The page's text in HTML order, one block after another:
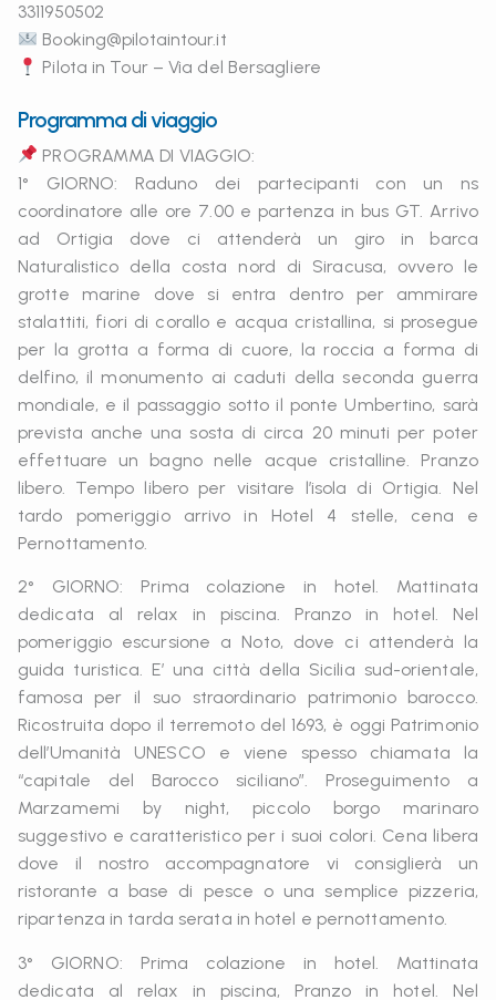
3311950502
Booking@pilotaintour.it
Pilota in Tour – Via del Bersagliere
Programma di viaggio
PROGRAMMA DI VIAGGIO:
1° GIORNO: Raduno dei partecipanti con un ns
coordinatore alle ore 7.00 e partenza in bus GT. Arrivo
ad Ortigia dove ci attenderà un giro in barca
Naturalistico della costa nord di Siracusa, ovvero le
grotte marine dove si entra dentro per ammirare
stalattiti, fiori di corallo e acqua cristallina, si prosegue
per la grotta a forma di cuore, la roccia a forma di
delfino, il monumento ai caduti della seconda guerra
mondiale, e il passaggio sotto il ponte Umbertino, sarà
prevista anche una sosta di circa 20 minuti per poter
effettuare un bagno nelle acque cristalline. Pranzo
libero. Tempo libero per visitare l’isola di Ortigia. Nel
tardo pomeriggio arrivo in Hotel 4 stelle, cena e
Pernottamento.
2° GIORNO: Prima colazione in hotel. Mattinata
dedicata al relax in piscina. Pranzo in hotel. Nel
pomeriggio escursione a Noto, dove ci attenderà la
guida turistica. E’ una città della Sicilia sud-orientale,
famosa per il suo straordinario patrimonio barocco.
Ricostruita dopo il terremoto del 1693, è oggi Patrimonio
dell’Umanità UNESCO e viene spesso chiamata la
“capitale del Barocco siciliano”. Proseguimento a
Marzamemi by night, piccolo borgo marinaro
suggestivo e caratteristico per i suoi colori. Cena libera
dove il nostro accompagnatore vi consiglierà un
ristorante a base di pesce o una semplice pizzeria,
ripartenza in tarda serata in hotel e pernottamento.
3° GIORNO: Prima colazione in hotel. Mattinata
dedicata al relax in piscina, Pranzo in hotel. Nel